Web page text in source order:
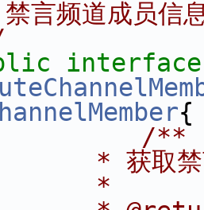
言频道成员信
{
/**
* 获取禁
*